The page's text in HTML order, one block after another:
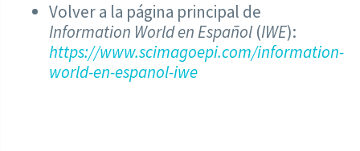
Volver a la página principal de
Information World en Español (IWE):
https://www.scimagoepi.com/information-
world-en-espanol-iwe